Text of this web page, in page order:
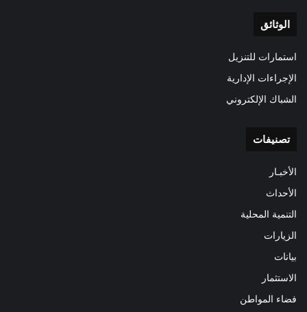
الوثائق
استمارات للتنزيل
الإجراءات الإدارية
الشباك الإلكتروني
تصنيفات
الأخبـار
الأحداث
التنمية المحلية
الزيارات
بيانات
الاستثمار
فضاء المواطن